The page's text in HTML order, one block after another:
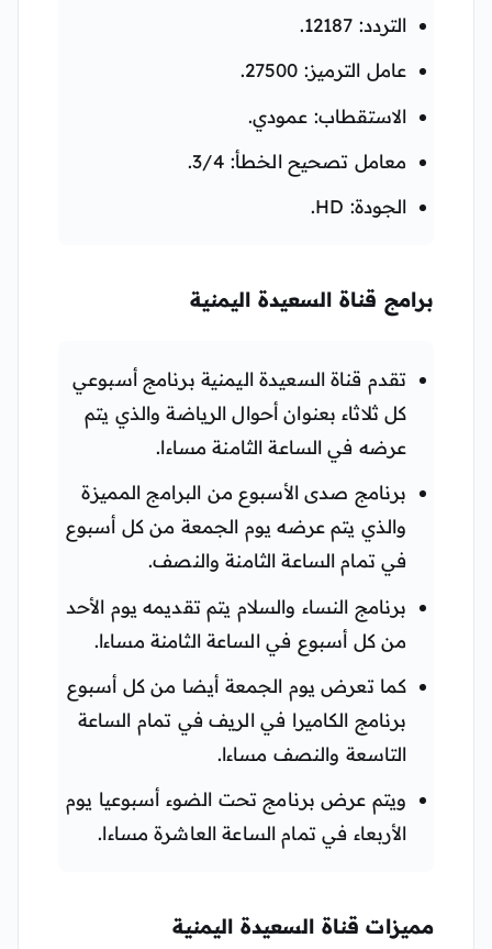
التردد: 12187.
عامل الترميز: 27500.
الاستقطاب: عمودي.
معامل تصحيح الخطأ: 3/4.
الجودة: HD.
برامج قناة السعيدة اليمنية
تقدم قناة السعيدة اليمنية برنامج أسبوعي
كل ثلاثاء بعنوان أحوال الرياضة والذي يتم
عرضه في الساعة الثامنة مساءا.
برنامج صدى الأسبوع من البرامج المميزة
والذي يتم عرضه يوم الجمعة من كل أسبوع
في تمام الساعة الثامنة والنصف.
برنامج النساء والسلام يتم تقديمه يوم الأحد
من كل أسبوع في الساعة الثامنة مساءا.
كما تعرض يوم الجمعة أيضا من كل أسبوع
برنامج الكاميرا في الريف في تمام الساعة
التاسعة والنصف مساءا.
ويتم عرض برنامج تحت الضوء أسبوعيا يوم
الأربعاء في تمام الساعة العاشرة مساءا.
مميزات قناة السعيدة اليمنية